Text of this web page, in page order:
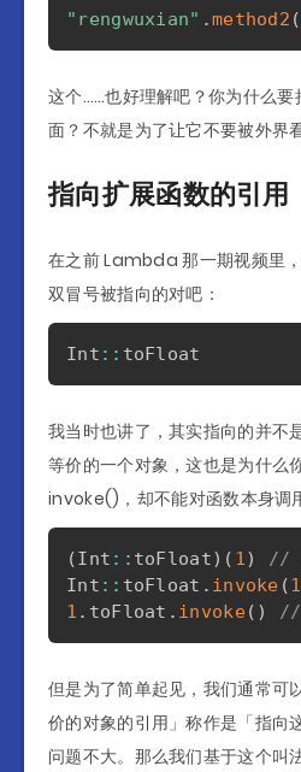
"rengwuxian" .method2 (
这个……也好理解吧？你为什么要
面？不就是为了让它不要被外界
指向扩展函数的引用
在之前 Lambda 那一期视频里
双冒号被指向的对吧：
Int ::
我当时也讲了，其实指向的并不
等价的一个对象，这也是为什么
invoke()，却不能对函数本身调
(Int :: toFloat) ( 1)
//
Int :: toFloat . invoke (1
1 . toFloat . invoke( ) //
但是为了简单起见，我们通常可
价的对象的引用」称作是「指向
问题不大。那么我们基于这个叫